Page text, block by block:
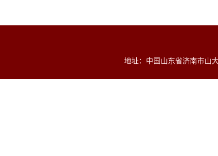
地址：中国山东省济南市山